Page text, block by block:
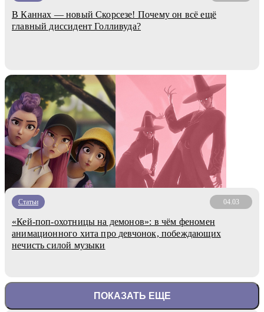
В Каннах — новый Скорсезе! Почему он всё ещё
главный диссидент Голливуда?
Статьи 04.03
«Кей-поп-охотницы на демонов»: в чём феномен
анимационного хита про девчонок, побеждающих
нечисть силой музыки
ПОКАЗАТЬ ЕЩЕ